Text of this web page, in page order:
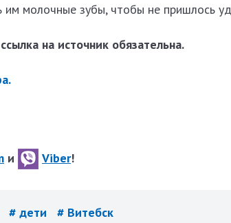
молочные зубы, чтобы не пришлось
на источник обязательна.
и Viber!
# дети # Витебск